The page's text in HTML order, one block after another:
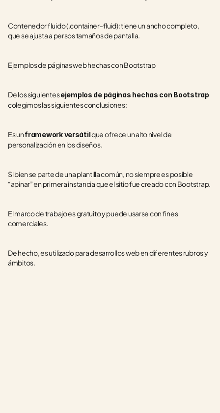
Contenedor fluido (.container-fluid): tiene un ancho completo,
que se ajusta a persos tamaños de pantalla.
Ejemplos de páginas web hechas con Bootstrap
De los siguientes
colegimos las siguientes conclusiones:
Es un framework versátil que ofrece un alto nivel de
personalización en los diseños.
Si bien se parte de una plantilla común, no siempre es posible
“apinar” en primera instancia que el sitio fue creado con Bootstrap.
El marco de trabajo es gratuito y puede usarse con fines
comerciales.
De hecho, es utilizado para desarrollos web en diferentes rubros y
ámbitos.